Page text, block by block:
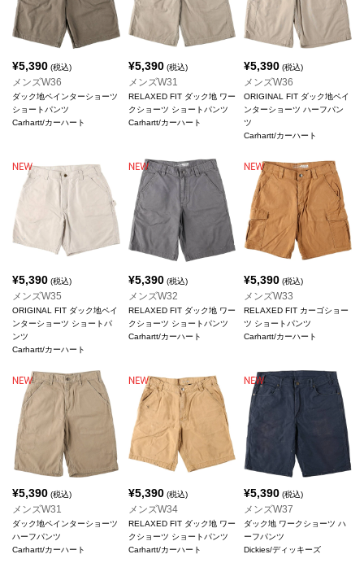
¥5,390 (税込)
メンズW36
ダック地ペインターショーツ
ショートパンツ
Carhartt/カーハート
¥5,390(税込)
メンズW31
RELAXED FIT ダック地 ワー
クショーツ ショートパンツ
Carhartt/カーハート
¥5,390 (税込)
メンズW36
ORIGINAL FIT ダック地ペイ
ンターショーツ ハーフパン
ツ
Carhartt/カーハート
¥5,390 (税込)
メンズW35
ORIGINAL FIT ダック地ペイ
ンターショーツ ショートパ
ンツ
Carhartt/カーハート
¥5,390(税込)
メンズW32
RELAXED FIT ダック地 ワー
クショーツ ショートパンツ
Carhartt/カーハート
¥5,390 (税込)
メンズW33
RELAXED FIT カーゴショー
ツ ショートパンツ
Carhartt/カーハート
¥5,390 (税込)
メンズW31
ダック地ペインターショーツ
ハーフパンツ
Carhartt/カーハート
¥5,390(税込)
メンズW34
RELAXED FIT ダック地 ワー
クショーツ ショートパンツ
Carhartt/カーハート
¥5,390 (税込)
メンズW37
ダック地 ワークショーツ ハ
ーフパンツ
Dickies/ディッキーズ